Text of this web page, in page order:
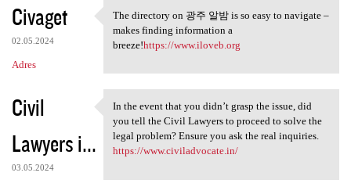
Civaget
02.05.2024
Adres
The directory on 광주 알밤 is so
The directory on 광주 알밤 is so easy to navigate –
makes finding information a
breeze!https://www.iloveb.org
Civil
Lawyers i...
03.05.2024
In the event that you didn’t
In the event that you didn’t grasp the issue, did
you tell the Civil Lawyers to proceed to solve the
legal problem? Ensure you ask the real inquiries.
https://www.civiladvocate.in/